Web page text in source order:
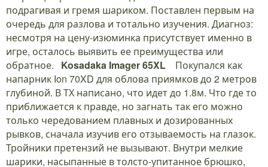
подрагивая и гремя шариком. Поставлен первым на
очередь для разлова и тотально изучения. Диагноз:
несмотря на цену-изюминка присутствует именно в
игре, осталось выявить ее преимущества или
обратное. Kosadaka Imager 65XL
Покупался как
напарник Ion 70XD для облова приямков до 2 метров
глубиной. В ТХ написано, что идет до 1.8м. Что где то
приближается к правде, но загнать так его можно
только чередованием плавных и дозированных
рывков, сначала изучив его отзываемость на глазок.
Тройники претензий не вызывают. Внутри мелкие
шарики, насыпанные в толсто-упитанное брюшко,